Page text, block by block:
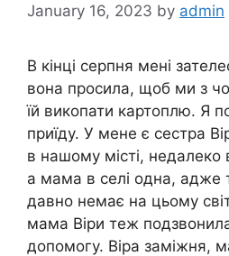
January 16, 2023 by admin
В кінці серпня мені
вона просила, щоб ми з
їй викопати картоплю. Я
приїду. У мене є сестра
в нашому місті, недалеко
а мама в селі одна, адже
давно немає на цьому
мама Віри теж
допомогу. Віра заміжня,